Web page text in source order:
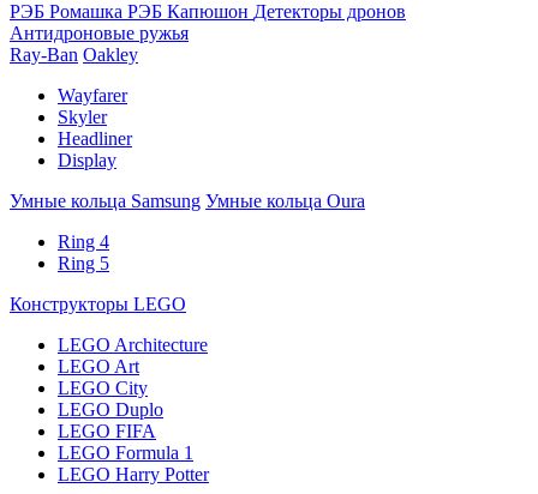
РЭБ Ромашка РЭБ Капюшон Детекторы дронов
Антидроновые ружья
Ray-Ban Oakley
Wayfarer
Skyler
Headliner
Display
Умные кольца Samsung Умные кольца Oura
Ring 4
Ring 5
Конструкторы LEGO
LEGO Architecture
LEGO Art
LEGO City
LEGO Duplo
LEGO FIFA
LEGO Formula 1
LEGO Harry Potter